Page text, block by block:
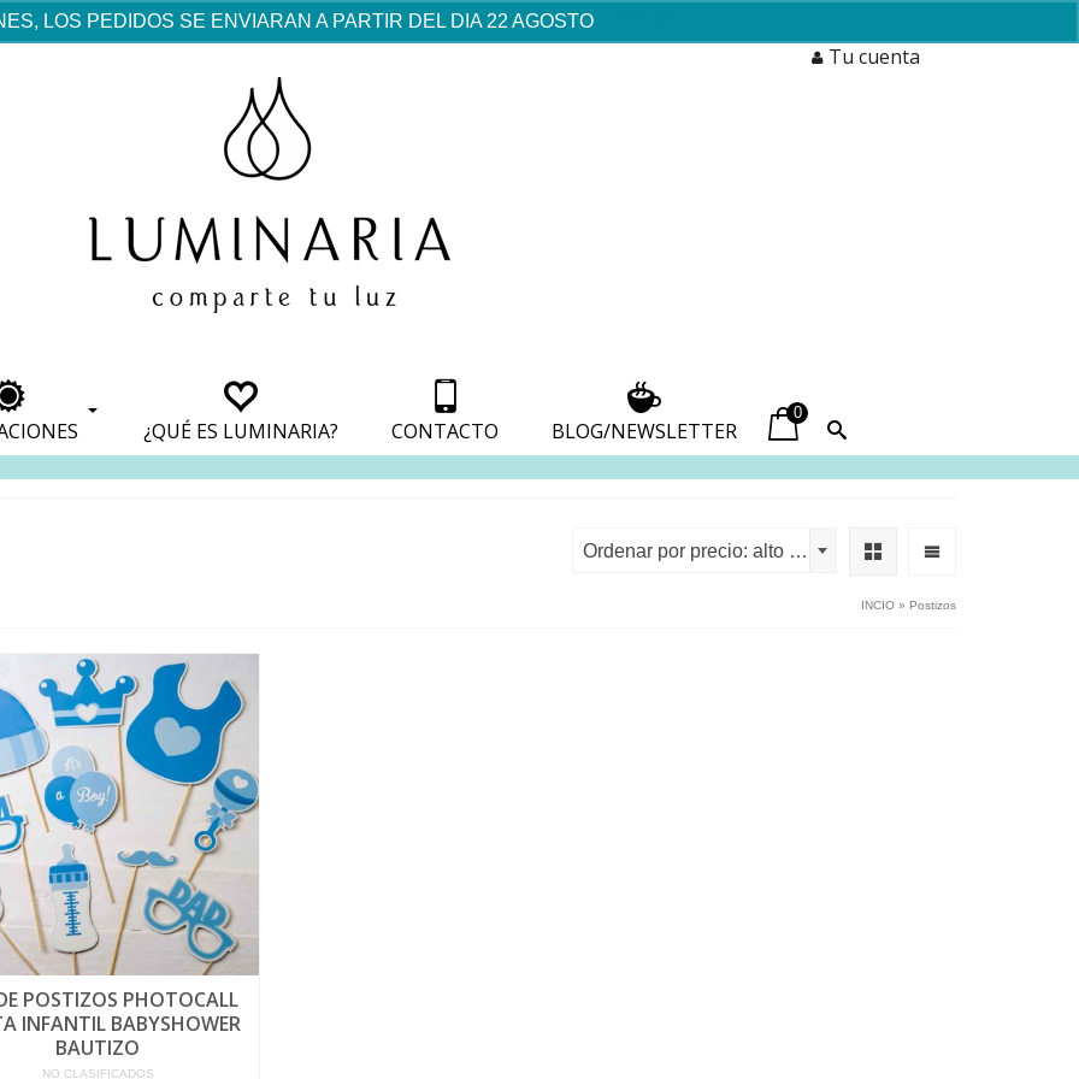
LOS PEDIDOS SE ENVIARAN A PARTIR DEL DIA 22 AGOSTO
Tu cuenta
avec une analyse de son
¿QUÉ ES LUMINARIA? CONTACTO BLOG/NEWSLETTER
0
Ordenar por precio: alto a bajo
INCIO » Postizos
POSTIZOS PHOTOCALL
INFANTIL BABYSHOWER
BAUTIZO
NO CLASIFICADOS